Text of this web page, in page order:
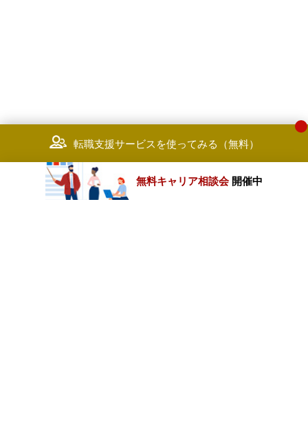
転職支援サービスを使ってみる（無料）
無料キャリア相談会 開催中